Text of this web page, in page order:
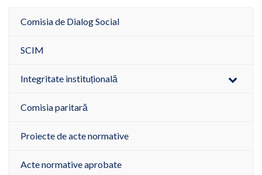
Comisia de Dialog Social
SCIM
Integritate instituțională
Comisia paritară
Proiecte de acte normative
Acte normative aprobate